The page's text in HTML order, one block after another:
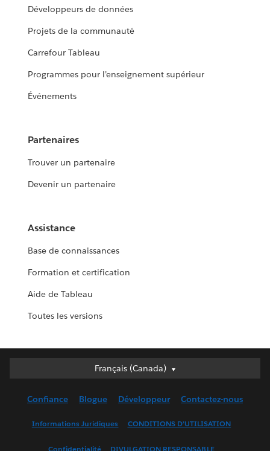
Développeurs de données
Projets de la communauté
Carrefour Tableau
Programmes pour l’enseignement supérieur
Événements
Partenaires
Trouver un partenaire
Devenir un partenaire
Assistance
Base de connaissances
Formation et certification
Aide de Tableau
Toutes les versions
Français (Canada)
Français (Canada)
English (UK)
Confiance Blogue Développeur Contactez-nous
Informations Juridiques CONDITIONS D’UTILISATION
Confidentialité DIVULGATION RESPONSABLE